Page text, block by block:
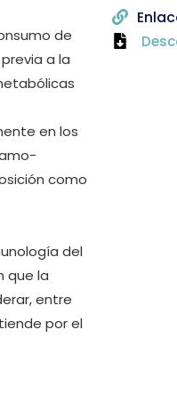
de
a la
en los
como
del
que la
entre
por el